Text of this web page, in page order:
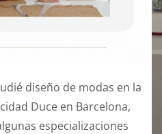
diseño de modas en la
Duce en Barcelona,
especializaciones